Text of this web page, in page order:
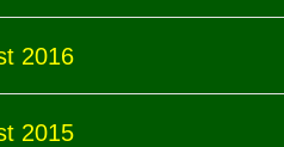
2016
2015